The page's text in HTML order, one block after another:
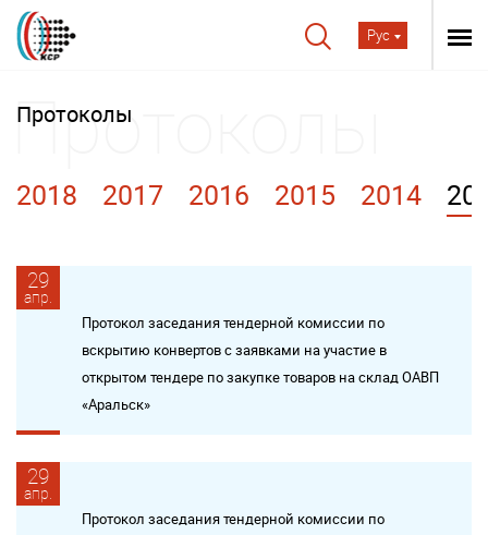
Рус
Протоколы
2018 2017 2016 2015 2014
29
апр.
Протокол заседания тендерной комиссии по
вскрытию конвертов с заявками на участие в
открытом тендере по закупке товаров на склад ОАВП
«Аральск»
29
апр.
Протокол заседания тендерной комиссии по